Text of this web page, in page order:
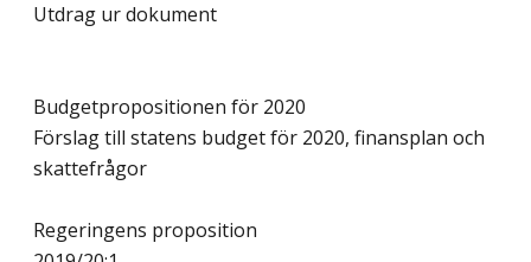
Utdrag ur dokument
Budgetpropositionen för 2020
Förslag till statens budget för 2020, finansplan och
skattefrågor
Regeringens proposition